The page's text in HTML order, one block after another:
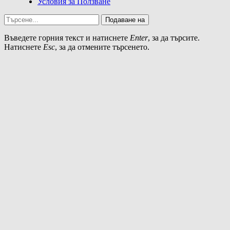
Подаване на
Въведете горния текст и натиснете Enter, за да търсите.
Натиснете Esc, за да отмените търсенето.